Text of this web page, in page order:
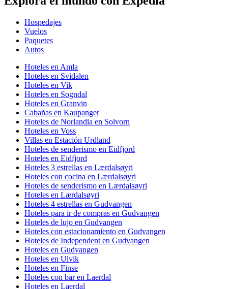
Hospedajes
Vuelos
Paquetes
Autos
Hoteles en Amla
Hoteles en Svidalen
Hoteles en Vik
Hoteles en Sogndal
Hoteles en Granvin
Cabañas en Kaupanger
Hoteles de Norlandia en Solvorn
Hoteles en Voss
Villas en Estación Urdland
Hoteles de senderismo en Eidfjord
Hoteles en Eidfjord
Hoteles 3 estrellas en Lærdalsøyri
Hoteles con cocina en Lærdalsøyri
Hoteles de senderismo en Lærdalsøyri
Hoteles en Lærdalsøyri
Hoteles 4 estrellas en Gudvangen
Hoteles para ir de compras en Gudvangen
Hoteles de lujo en Gudvangen
Hoteles con estacionamiento en Gudvangen
Hoteles de Independent en Gudvangen
Hoteles en Gudvangen
Hoteles en Ulvik
Hoteles en Finse
Hoteles con bar en Laerdal
Hoteles en Laerdal